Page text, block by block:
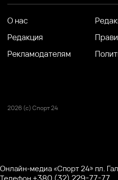
О нас
Редакция
Рекламодателям
2026 (с) Спорт 24
Онлайн-медиа «Спорт 24» пл.
+380 (32) 229-77-77